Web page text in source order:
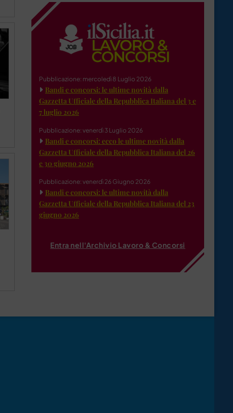
Pubblicazione: mercoledì 8 Luglio 2026
Bandi e concorsi: le ultime novità dalla
Gazzetta Ufficiale della Repubblica Italiana del 3 e
7 luglio 2026
Pubblicazione: venerdì 3 Luglio 2026
Bandi e concorsi: ecco le ultime novità dalla
Gazzetta Ufficiale della Repubblica Italiana del 26
e 30 giugno 2026
Pubblicazione: venerdì 26 Giugno 2026
Bandi e concorsi: le ultime novità dalla
Gazzetta Ufficiale della Repubblica Italiana del 23
giugno 2026
Entra nell'Archivio Lavoro & Concorsi